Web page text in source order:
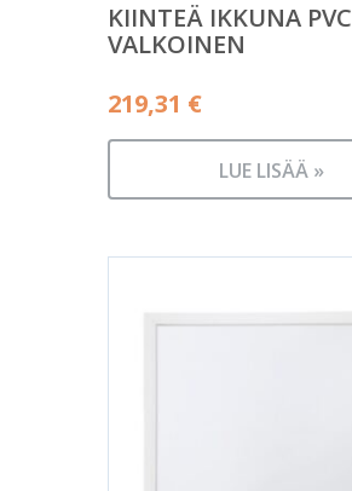
KIINTEÄ IKKUNA PVC
VALKOINEN
219,31 €
LUE LISÄÄ »